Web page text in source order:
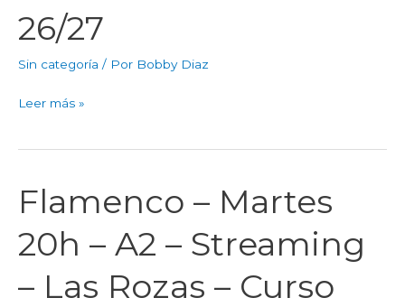
26/27
Sin categoría / Por Bobby Diaz
–
Streaming
–
26/27
Leer más »
Flamenco – Martes
20h – A2 – Streaming
– Las Rozas – Curso
Flamenco
–
Martes
20h